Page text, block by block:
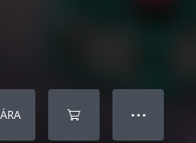
● ● ●